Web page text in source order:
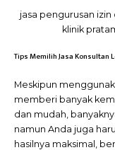
jasa pengurusan izin
klinik
Tips Memilih Jasa Konsultan
Meskipun
memberi banyak
dan mudah,
namun Anda juga
hasilnya maksimal,